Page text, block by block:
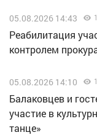
05.08.2026 14:43
Реабилитация
контролем
05.08.2026 14:10
Балаковцев и
участие в
танце»